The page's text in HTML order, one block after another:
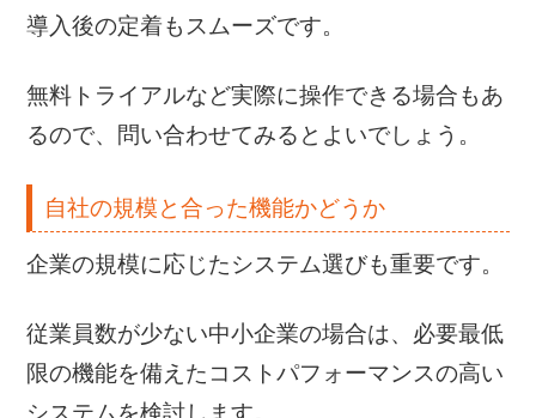
導入後の定着もスムーズです。
無料トライアルなど実際に操作できる場合もあ
るので、問い合わせてみるとよいでしょう。
自社の規模と合った機能かどうか
企業の規模に応じたシステム選びも重要です。
従業員数が少ない中小企業の場合は、必要最低
限の機能を備えたコストパフォーマンスの高い
システムを検討します。